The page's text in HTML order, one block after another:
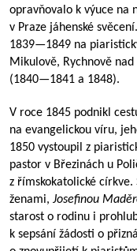
opravňovalo k výuce na
v Praze jáhenské
1839—1849 na
Mikulově, Rychnově
(1840—1841 a 1848).
V roce 1845 podnikl
na evangelickou víru,
1850 vystoupil z
pastor v Březinách u
z římskokatolické
ženami, Josefinou
starost o rodinu i
k sepsání žádosti o